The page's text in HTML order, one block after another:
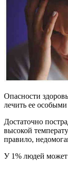
Опасности
лечить ее
Достаточно
высокой
правило,
У 1% людей может